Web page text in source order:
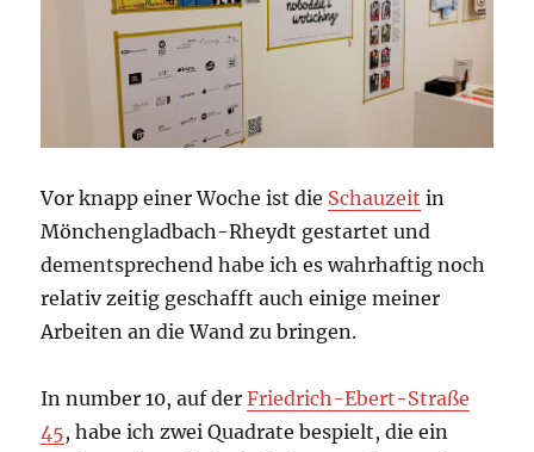
Vor knapp einer Woche ist die Schauzeit in
Mönchengladbach-Rheydt gestartet und
dementsprechend habe ich es wahrhaftig noch
relativ zeitig geschafft auch einige meiner
Arbeiten an die Wand zu bringen.
In number 10, auf derFriedrich-Ebert-Straße
45, habe ich zwei Quadrate bespielt, die ein